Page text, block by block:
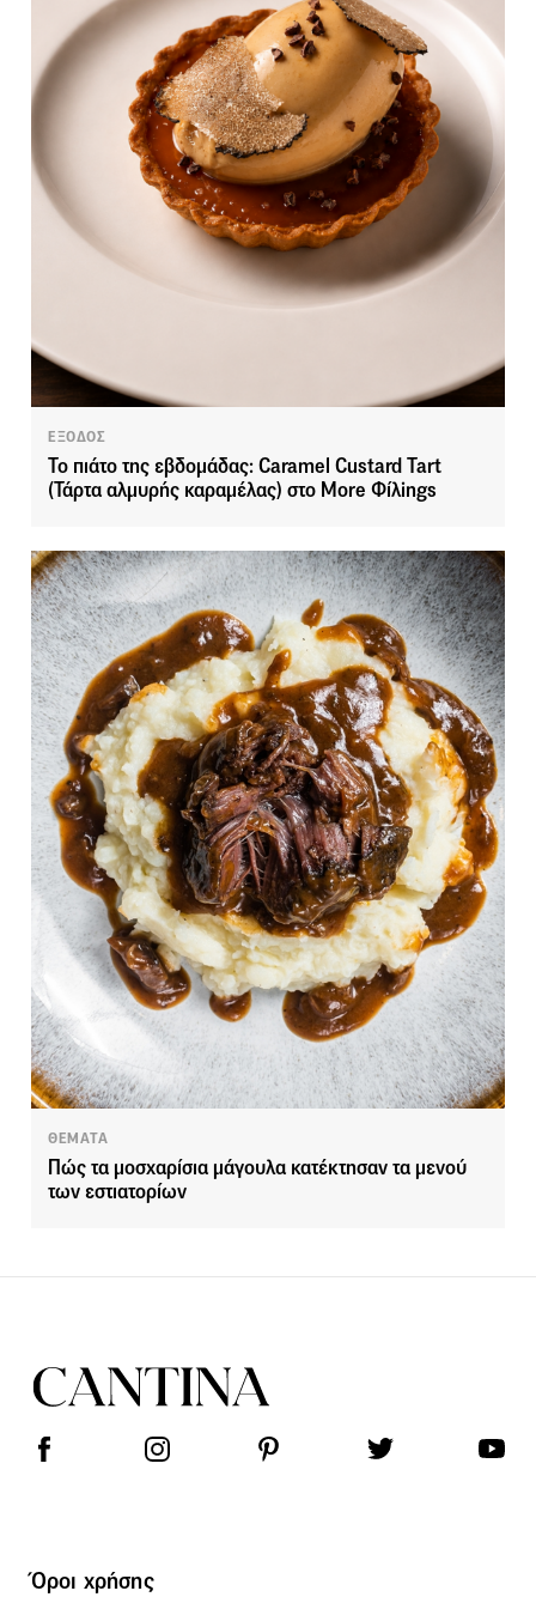
ΕΞΟΔΟΣ
Το πιάτο της εβδομάδας: Caramel Custard Tart
(Τάρτα αλμυρής καραμέλας) στο More Φίλings
ΘΕΜΑΤΑ
Πώς τα μοσχαρίσια μάγουλα κατέκτησαν τα μενού
των εστιατορίων
Όροι χρήσης